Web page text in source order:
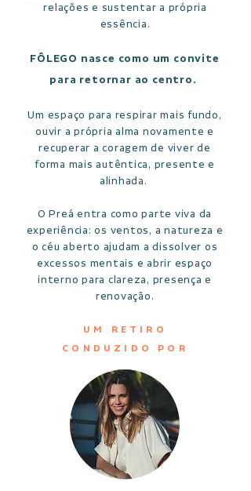
relações e sustentar a própria
essência.
FÔLEGO nasce como um convite
para retornar ao centro.
Um espaço para respirar mais fundo,
ouvir a própria alma novamente e
recuperar a coragem de viver de
forma mais autêntica, presente e
alinhada.
O Preá entra como parte viva da
experiência: os ventos, a natureza e
o céu aberto ajudam a dissolver os
excessos mentais e abrir espaço
interno para clareza, presença e
renovação.
UM RETIRO
CONDUZIDO POR